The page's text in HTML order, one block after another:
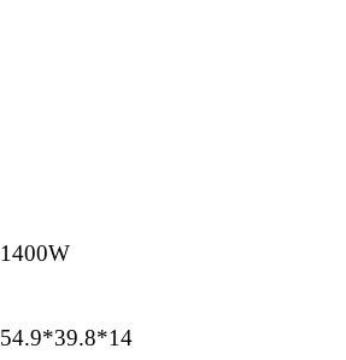
1400W
54.9*39.8*14